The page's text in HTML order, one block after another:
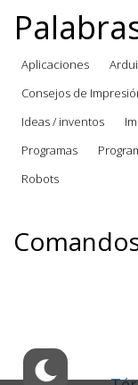
Aplicaciones
Consejos de
Ideas / inventos
Programas
Robots